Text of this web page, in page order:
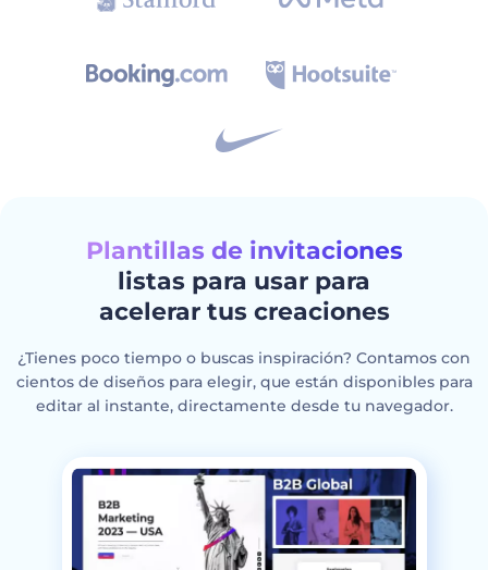
Plantillas de invitaciones
listas para usar para
acelerar tus creaciones
¿Tienes poco tiempo o buscas inspiración? Contamos con
cientos de diseños para elegir, que están disponibles para
editar al instante, directamente desde tu navegador.